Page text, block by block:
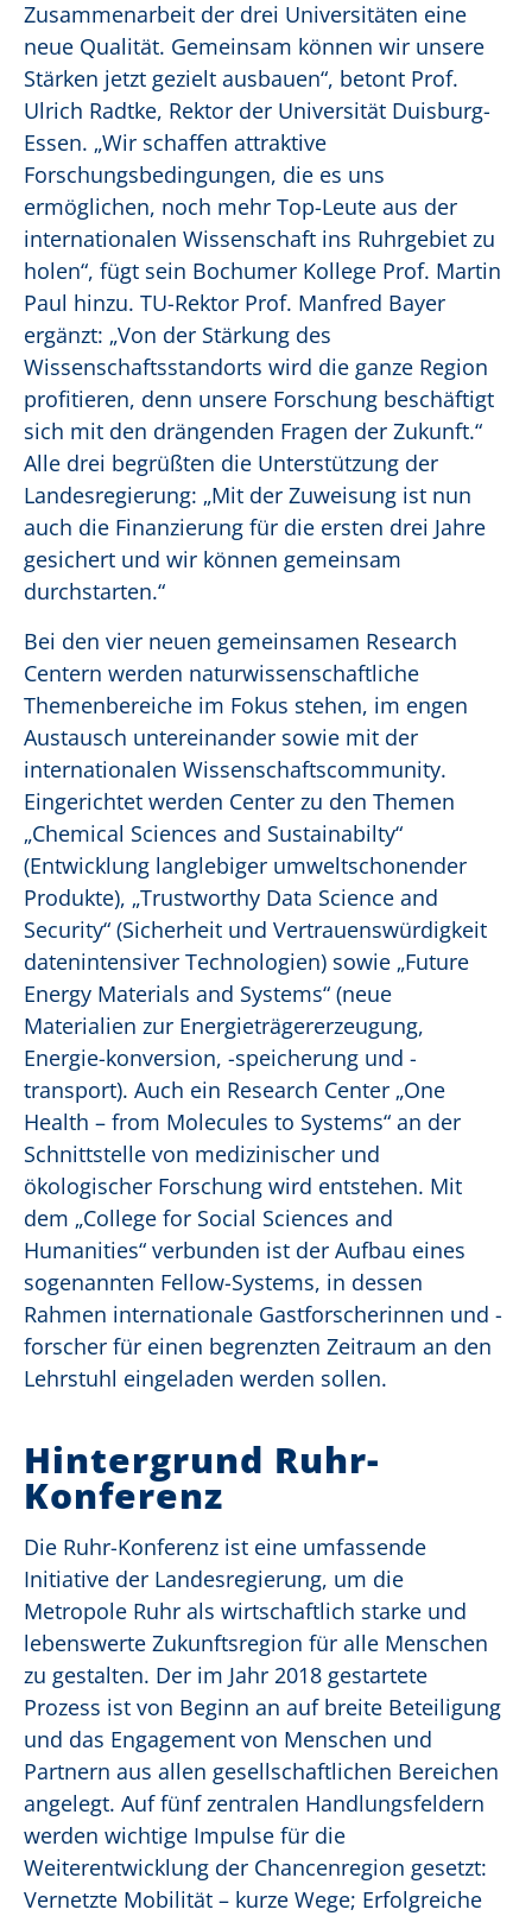
Zusammenarbeit der drei Universitäten eine
neue Qualität. Gemeinsam können wir unsere
Stärken jetzt gezielt ausbauen“, betont Prof.
Ulrich Radtke, Rektor der Universität Duisburg-
Essen. „Wir schaffen attraktive
Forschungsbedingungen, die es uns
ermöglichen, noch mehr Top-Leute aus der
internationalen Wissenschaft ins Ruhrgebiet zu
holen“, fügt sein Bochumer Kollege Prof. Martin
Paul hinzu. TU-Rektor Prof. Manfred Bayer
ergänzt: „Von der Stärkung des
Wissenschaftsstandorts wird die ganze Region
profitieren, denn unsere Forschung beschäftigt
sich mit den drängenden Fragen der Zukunft.“
Alle drei begrüßten die Unterstützung der
Landesregierung: „Mit der Zuweisung ist nun
auch die Finanzierung für die ersten drei Jahre
gesichert und wir können gemeinsam
durchstarten.“
Bei den vier neuen gemeinsamen Research
Centern werden naturwissenschaftliche
Themenbereiche im Fokus stehen, im engen
Austausch untereinander sowie mit der
internationalen Wissenschaftscommunity.
Eingerichtet werden Center zu den Themen
„Chemical Sciences and Sustainabilty“
(Entwicklung langlebiger umweltschonender
Produkte), „Trustworthy Data Science and
Security“ (Sicherheit und Vertrauenswürdigkeit
datenintensiver Technologien) sowie „Future
Energy Materials and Systems“ (neue
Materialien zur Energieträgererzeugung,
Energie-konversion, -speicherung und -
transport). Auch ein Research Center „One
Health – from Molecules to Systems“ an der
Schnittstelle von medizinischer und
ökologischer Forschung wird entstehen. Mit
dem „College for Social Sciences and
Humanities“ verbunden ist der Aufbau eines
sogenannten Fellow-Systems, in dessen
Rahmen internationale Gastforscherinnen und -
forscher für einen begrenzten Zeitraum an den
Lehrstuhl eingeladen werden sollen.
Hintergrund Ruhr-
Konferenz
Die Ruhr-Konferenz ist eine umfassende
Initiative der Landesregierung, um die
Metropole Ruhr als wirtschaftlich starke und
lebenswerte Zukunftsregion für alle Menschen
zu gestalten. Der im Jahr 2018 gestartete
Prozess ist von Beginn an auf breite Beteiligung
und das Engagement von Menschen und
Partnern aus allen gesellschaftlichen Bereichen
angelegt. Auf fünf zentralen Handlungsfeldern
werden wichtige Impulse für die
Weiterentwicklung der Chancenregion gesetzt:
Vernetzte Mobilität – kurze Wege; Erfolgreiche